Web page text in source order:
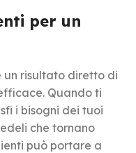
per un
un risultato diretto di
Quando ti
i bisogni dei tuoi
che tornano
può portare a